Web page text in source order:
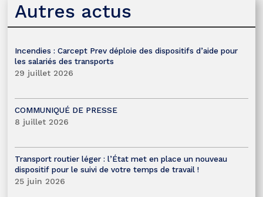
Autres actus
Incendies : Carcept Prev déploie des dispositifs d’aide pour
les salariés des transports
29 juillet 2026
COMMUNIQUÉ DE PRESSE
8 juillet 2026
Transport routier léger : l’État met en place un nouveau
dispositif pour le suivi de votre temps de travail !
25 juin 2026